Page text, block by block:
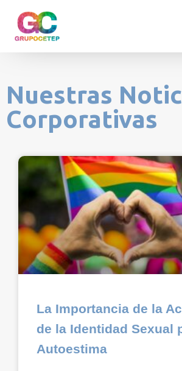
Nuestras
Corporativas
La Importancia de la
de la Identidad Sexual
Autoestima